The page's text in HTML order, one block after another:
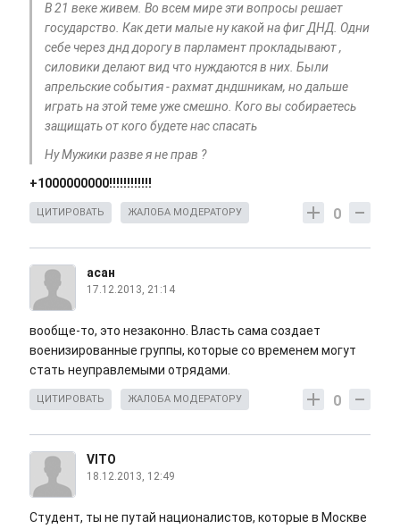
В 21 веке живем. Во всем мире эти вопросы решает
государство. Как дети малые ну какой на фиг ДНД. Одни
себе через днд дорогу в парламент прокладывают ,
силовики делают вид что нуждаются в них. Были
апрельские события - рахмат дндшникам, но дальше
играть на этой теме уже смешно. Кого вы собираетесь
защищать от кого будете нас спасать
Ну Мужики разве я не прав ?
+1000000000!!!!!!!!!!!!
0
ЦИТИРОВАТЬ ЖАЛОБА МОДЕРАТОРУ
асан
17.12.2013, 21:14
вообще-то, это незаконно. Власть сама создает
военизированные группы, которые со временем могут
стать неуправлемыми отрядами.
0
ЦИТИРОВАТЬ ЖАЛОБА МОДЕРАТОРУ
VITO
18.12.2013, 12:49
Студент, ты не путай националистов, которые в Москве